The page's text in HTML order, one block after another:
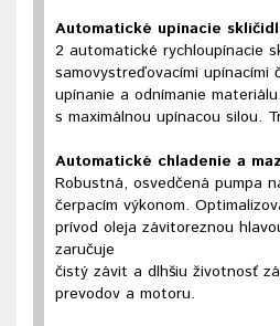
Automatické upínacie
2 automatické rychloupínacie
samovystreďovacími upínacími
upínanie a odnímanie
s maximálnou upínacou silou.
Automatické chladenie a
Robustná, osvedčená pumpa
čerpacím výkonom.
prívod oleja závitoreznou
zaručuje
čistý závit a dlhšiu životnosť
prevodov a motoru.